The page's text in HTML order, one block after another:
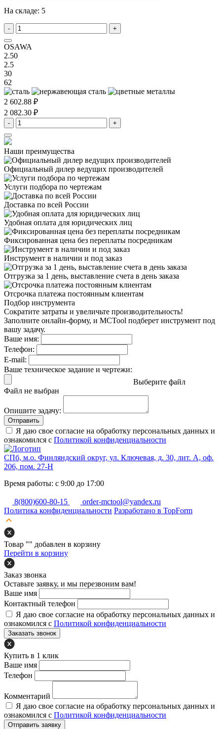
На складе: 5
- +
OSAWA
2.50
2.5
30
62
2 602.88 ₽
2 082.30 ₽
- +
Наши преимущества
Официальный дилер ведущих производителей
Услуги подбора по чертежам
Доставка по всей России
Удобная оплата для юридических лиц
Фиксированная цена без переплаты посредникам
Инструмент в наличии и под заказ
Отгрузка за 1 день, выставление счета в день заказа
Отсрочка платежа постоянным клиентам
Подбор инструмента
Сократите затраты и увеличьте производительность!
Заполните онлайн-форму, и MCTool подберет инструмент под
вашу задачу.
Ваше имя:
Телефон:
E-mail:
Ваше техническое задание и чертежи:
Выберите файл
Файл не выбран
Опишите задачу:
Отправить
Я даю свое согласие на обработку персональных данных и
ознакомился с Политикой конфиденциальности
СПб, м.о. Финляндский округ, ул. Ключевая, д. 30, лит. А, оф.
206, пом. 27-Н
Время работы: с 9:00 до 17:00
8(800)600-80-15
order-mctool@yandex.ru
Политика конфиденциальности Разработано в TopForm
Товар "" добавлен в корзину
Перейти в корзину
Заказ звонка
Оставьте заявку, и мы перезвоним вам!
Ваше имя
Контактный телефон
Я даю свое согласие на обработку персональных данных и
ознакомился с Политикой конфиденциальности
Заказать звонок
Купить в 1 клик
Ваше имя
Телефон
Комментарий
Я даю свое согласие на обработку персональных данных и
ознакомился с Политикой конфиденциальности
Отправить заявку